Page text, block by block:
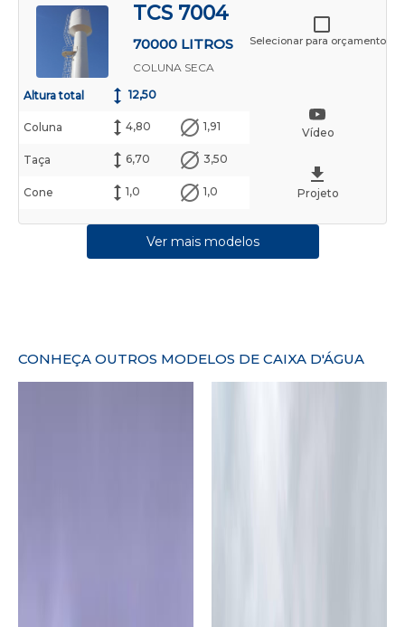
TCS 7004
70000 LITROS
COLUNA SECA
Vídeo
Projeto
Altura total 12,50
Coluna 4,80 1,91
Taça 6,70 3,50
Cone 1,0 1,0
Selecionar para orçamento
Ver mais modelos
CONHEÇA OUTROS MODELOS DE CAIXA D'ÁGUA